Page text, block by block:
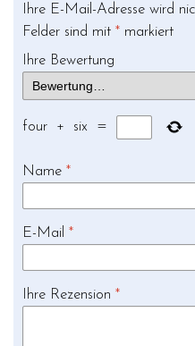
Ihre E-Mail-Adresse wird
Felder sind mit * markiert
Ihre Bewertung
Ihre Rezension *
Name *
E-Mail *
four + six =